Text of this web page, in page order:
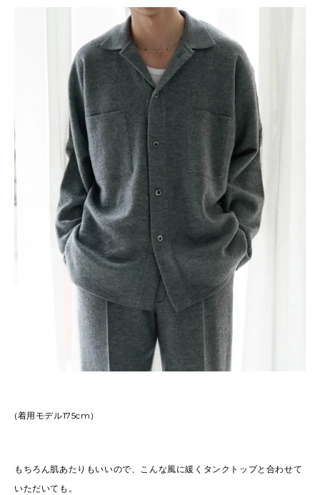
(着用モデル175cm)
もちろん肌あたりもいいので、こんな風に緩くタンクトップと合わせて
いただいても。